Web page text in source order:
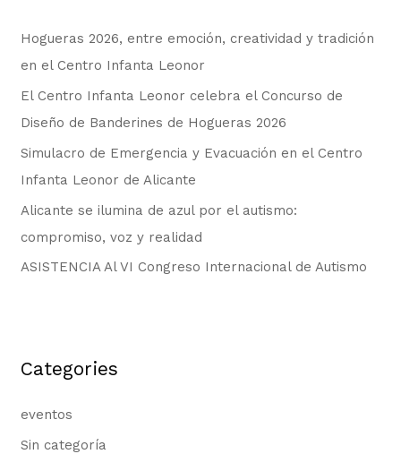
p
o
r
:
Hogueras 2026, entre emoción, creatividad y tradición
en el Centro Infanta Leonor
El Centro Infanta Leonor celebra el Concurso de
Diseño de Banderines de Hogueras 2026
Simulacro de Emergencia y Evacuación en el Centro
Infanta Leonor de Alicante
Alicante se ilumina de azul por el autismo:
compromiso, voz y realidad
ASISTENCIA Al VI Congreso Internacional de Autismo
Categories
eventos
Sin categoría